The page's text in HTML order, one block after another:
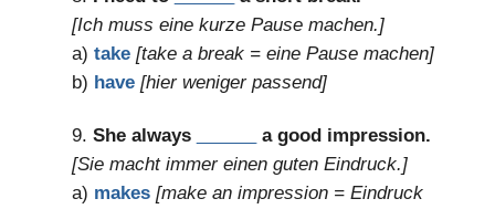
[Ich muss eine kurze Pause machen.]
a) take [take a break = eine Pause machen]
b) have [hier weniger passend]
9. She always
a good impression.
[Sie macht immer einen guten Eindruck.]
a) makes [make an impression = Eindruck